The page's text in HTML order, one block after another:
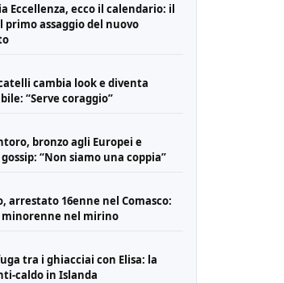
Eccellenza, ecco il calendario: il
primo assaggio del nuovo
cambia look e diventa
“Serve coraggio”
bronzo agli Europei e
“Non siamo una coppia”
arrestato 16enne nel Comasco:
nel mirino
tra i ghiacciai con Elisa: la
caldo in Islanda